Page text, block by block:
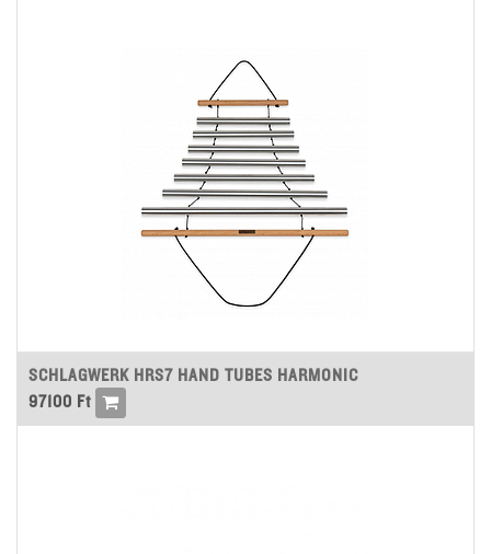
SCHLAGWERK HRS7 HAND TUBES HARMONIC
97100 Ft